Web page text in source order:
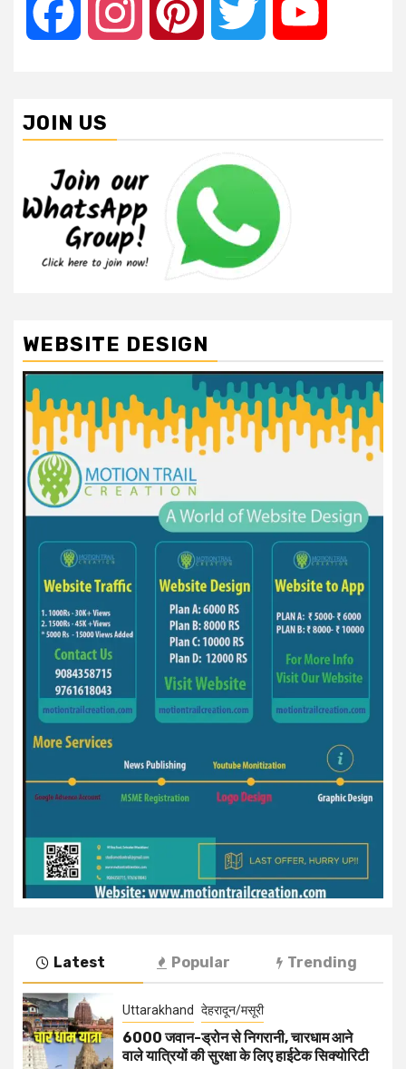
Facebook Instagram Pinterest Twitter
JOIN US
WEBSITE DESIGN
Latest Popular Trending
Uttarakhand देहरादून/मसूरी
6000 जवान-ड्रोन से निगरानी, चारधाम आने
वाले यात्रियों की सुरक्षा के लिए हाईटेक सिक्योरिटी